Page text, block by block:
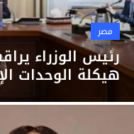
الرياضة
اقتصاد
تكنولوجيا
التعليم
مصر
رئيس الوزراء
هيكلة الوحدات